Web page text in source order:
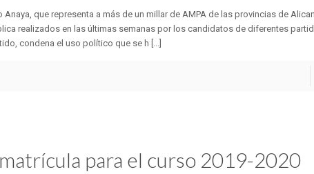
que representa a más de un millar de AMPA de las provincias de
realizados en las últimas semanas por los candidatos de diferentes
condena el uso político que se h [...]
para el curso 2019-2020